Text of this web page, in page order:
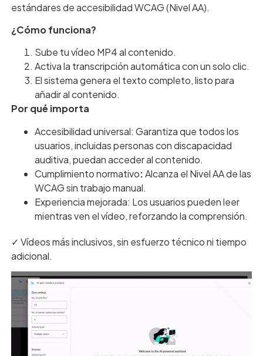
estándares de accesibilidad WCAG (Nivel AA).
¿Cómo funciona?
Sube tu vídeo MP4 al contenido.
Activa la transcripción automática con un solo clic.
El sistema genera el texto completo, listo para
añadir al contenido.
Por qué importa
Accesibilidad universal: Garantiza que todos los
usuarios, incluidas personas con discapacidad
auditiva, puedan acceder al contenido.
Cumplimiento normativo:Alcanza el Nivel AA de las
WCAG sin trabajo manual.
Experiencia mejorada: Los usuarios pueden leer
mientras ven el vídeo, reforzando la comprensión.
✓ Vídeos más inclusivos, sin esfuerzo técnico ni tiempo
adicional.